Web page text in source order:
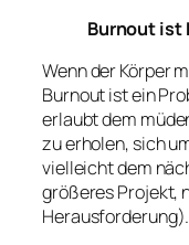
Burnout ist
Wenn der Körper
Burnout ist ein
erlaubt dem
zu erholen, sich
vielleicht dem
größeres Projekt,
Herausforderung).